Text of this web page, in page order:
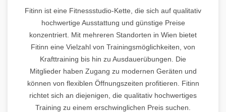
Fitinn ist eine Fitnessstudio-Kette, die sich auf qualitativ
hochwertige Ausstattung und günstige Preise
konzentriert. Mit mehreren Standorten in Wien bietet
Fitinn eine Vielzahl von Trainingsmöglichkeiten, von
Krafttraining bis hin zu Ausdauerübungen. Die
Mitglieder haben Zugang zu modernen Geräten und
können von flexiblen Öffnungszeiten profitieren. Fitinn
richtet sich an diejenigen, die qualitativ hochwertiges
Training zu einem erschwinglichen Preis suchen.